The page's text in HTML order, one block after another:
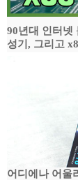
90년대 인터넷
성기, 그리고
어디에나 어울